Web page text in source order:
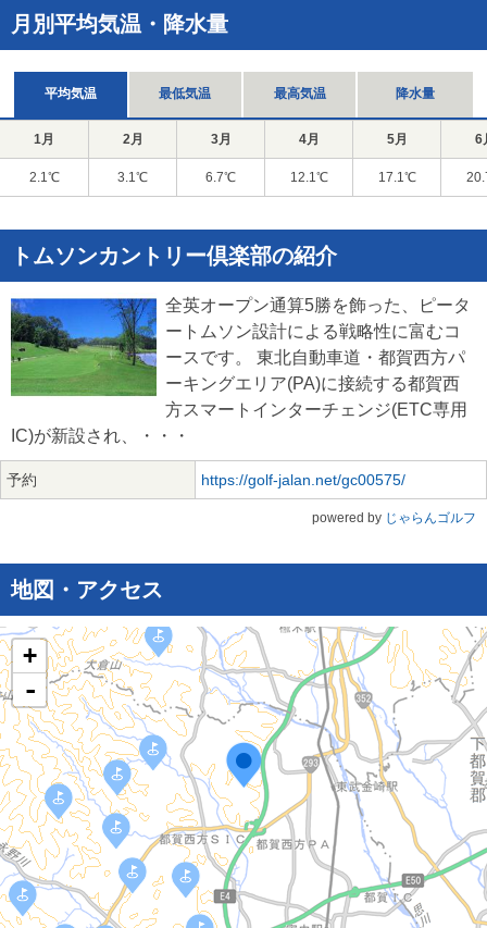
月別平均気温・降水量
平均気温 最低気温 最高気温 降水量
1月 2月 3月 4月 5月 6
2.1℃ 3.1℃ 6.7℃ 12.1℃ 17.1℃
トムソンカントリー倶楽部の紹介
全英オープン通算5勝を飾った、ピータ
ートムソン設計による戦略性に富むコ
ースです。 東北自動車道・都賀西方パ
ーキングエリア(PA)に接続する都賀西
方スマートインターチェンジ(ETC専用
IC)が新設され、・・・
予約 https://golf-jalan.net/gc00575/
powered by じゃらんゴルフ
地図・アクセス
+
-